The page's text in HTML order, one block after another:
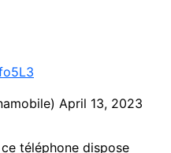
April 13, 2023
ce téléphone dispose